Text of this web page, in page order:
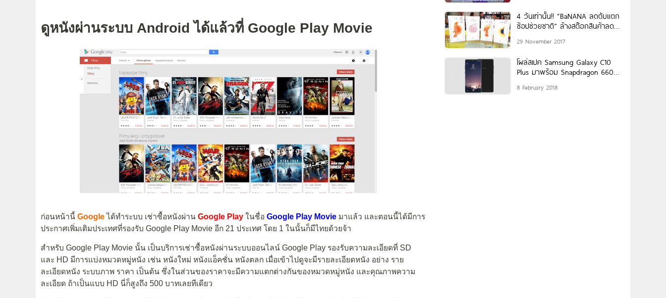
ดูหนังผ่านระบบ Android ได้แล้วที่ Google Play Movie
ก่อนหน้านี้ Googleได้ทำระบบ เช่าซื้อหนังผ่าน Google Play ในชื่อ Google Play Movie มาแล้ว และตอนนี้ได้มีการ
ประกาศเพิ่มเติมประเทศที่รองรับ Google Play Movie อีก 21 ประเทศ โดย 1 ในนั้นก็มีไทยด้วยจ้า
สำหรับ Google Play Movie นั้น เป็นบริการเช่าซื้อหนังผ่านระบบออนไลน์ Google Play รองรับความละเอียดที่ SD
และ HD มีการแบ่งหมวดหมู่หนัง เช่น หนังใหม่ หนังแอ็คชั่น หนังตลก เมื่อเข้าไปดูจะมีรายละเอียดหนัง อย่าง ราย
ละเอียดหนัง ระบบภาพ ราคา เป็นต้น ซึ่งในส่วนของราคาจะมีความแตกต่างกันของหมวดหมู่หนัง และคุณภาพความ
ละเอียด ถ้าเป็นแบบ HD นี่ก็สูงถึง 500 บาทเลยทีเดียว
4 วันเท่านั้น!! “BaNANA ลดตับแตก
ช้อปช่วยชาติ” ล้างสต๊อกสินค้าลด
29 November 2017
โผล่สเปค Samsung Galaxy C10
Plus มาพร้อม Snapdragon 660
8 February 2018